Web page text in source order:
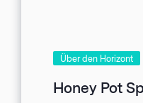
Über den Horizont
Honey Pot